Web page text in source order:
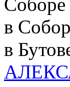
в
в